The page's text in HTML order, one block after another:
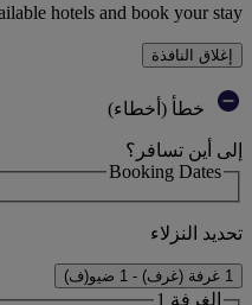
hotels and book your stay
إغلاق النافذة
خطأ (أخطاء)
إلى أين تسافر؟
Booking Dates
تحديد النزلاء
1 غرفة (غرف) - 1 ضيو(ف)
الغرفة 1